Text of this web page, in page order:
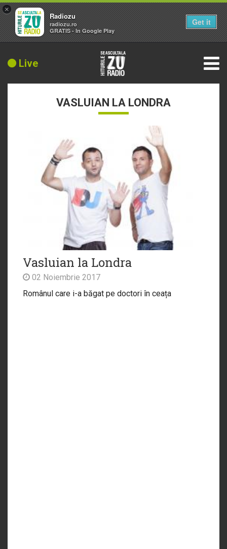
Live
VASLUIAN LA LONDRA
Vasluian la Londra
02 Noiembrie 2017
Românul care i-a băgat pe doctori în ceața
×
Radiozu
radiozu.ro
GRATIS - In Google Play
Get it